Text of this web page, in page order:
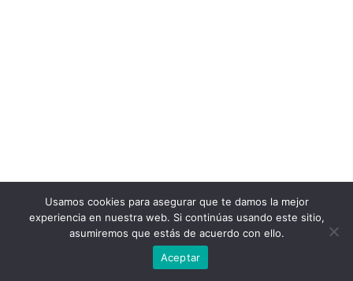
Usamos cookies para asegurar que te damos la mejor
experiencia en nuestra web. Si continúas usando este sitio,
asumiremos que estás de acuerdo con ello.
Aceptar